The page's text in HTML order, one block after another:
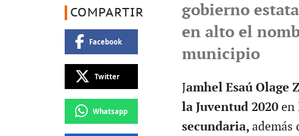
COMPARTIR
Facebook
Twitter
Whatsapp
gobierno
en alto el
municipio
​Jamhel Esaú Olage
la Juventud 2020 en
secundaria, además